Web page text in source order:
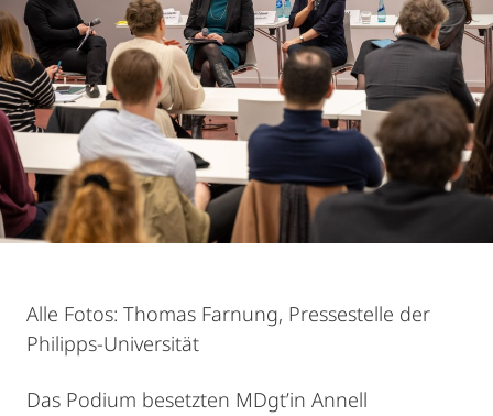
Alle Fotos: Thomas Farnung, Pressestelle der
Philipps-Universität
Das Podium besetzten MDgt’in Annell